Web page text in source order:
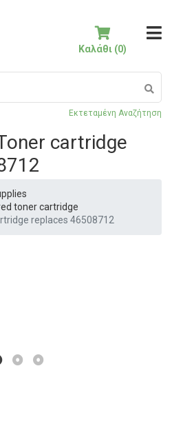
Εκτεταμένη Αναζήτηση
Καλάθι (0)
cartridge
toner cartridge
replaces 46508712